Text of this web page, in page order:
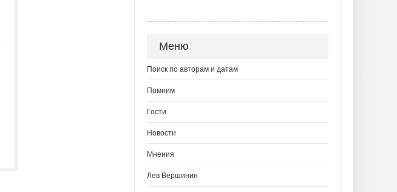
Меню
Поиск по авторам и датам
Помним
Гости
Новости
Мнения
Лев Вершинин